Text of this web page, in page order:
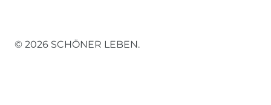
© 2026 SCHÖNER LEBEN.